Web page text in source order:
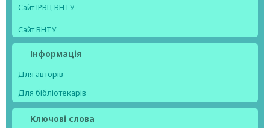
Сайт ІРВЦ ВНТУ
Сайт ВНТУ
Інформація
Для авторів
Для бібліотекарів
Ключові слова